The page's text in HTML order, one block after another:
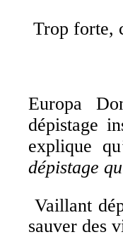
Trop forte,
Europa
dépistage
explique
dépistage
Vaillant
sauver des